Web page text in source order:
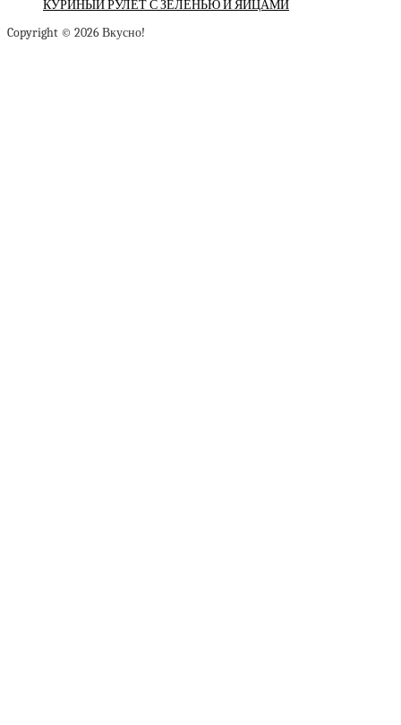
КУРИНЫЙ РУЛЕТ С ЗЕЛЕНЬЮ И ЯЙЦАМИ
Copyright © 2026 Вкусно!